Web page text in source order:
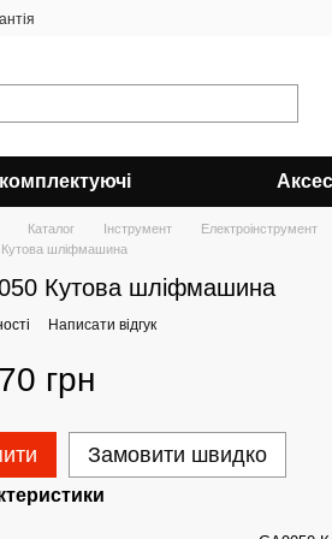
Каталог Інструмент Електроінструмент
шліфмашина
Кутова шліфмашина
Написати відгук
грн
Замовити швидко